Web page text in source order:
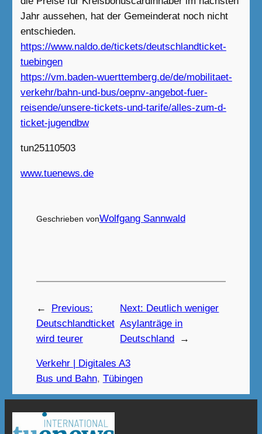
Jahr aussehen, hat der Gemeinderat noch nicht
entschieden.
https://www.naldo.de/tickets/deutschlandticket-
tuebingen
https://vm.baden-wuerttemberg.de/de/mobilitaet-
verkehr/bahn-und-bus/oepnv-angebot-fuer-
reisende/unsere-tickets-und-tarife/alles-zum-d-
ticket-jugendbw
tun25110503
www.tuenews.de
Geschrieben vonWolfgang Sannwald
←
Previous:
Deutschlandticket
wird teurer
Next: Deutlich weniger
Asylanträge in
Deutschland
→
Verkehr | Digitales A3
Bus und Bahn, Tübingen